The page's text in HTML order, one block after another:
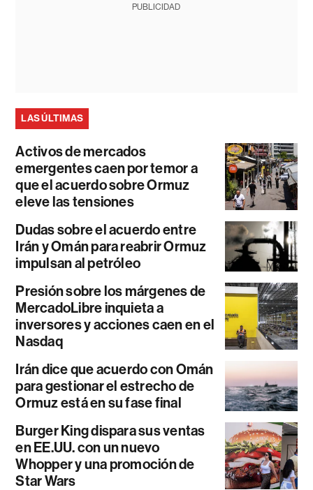
PUBLICIDAD
LAS ÚLTIMAS
Activos de mercados
emergentes caen por temor a
que el acuerdo sobre Ormuz
eleve las tensiones
Dudas sobre el acuerdo entre
Irán y Omán para reabrir Ormuz
impulsan al petróleo
Presión sobre los márgenes de
MercadoLibre inquieta a
inversores y acciones caen en el
Nasdaq
Irán dice que acuerdo con Omán
para gestionar el estrecho de
Ormuz está en su fase final
Burger King dispara sus ventas
en EE.UU. con un nuevo
Whopper y una promoción de
Star Wars